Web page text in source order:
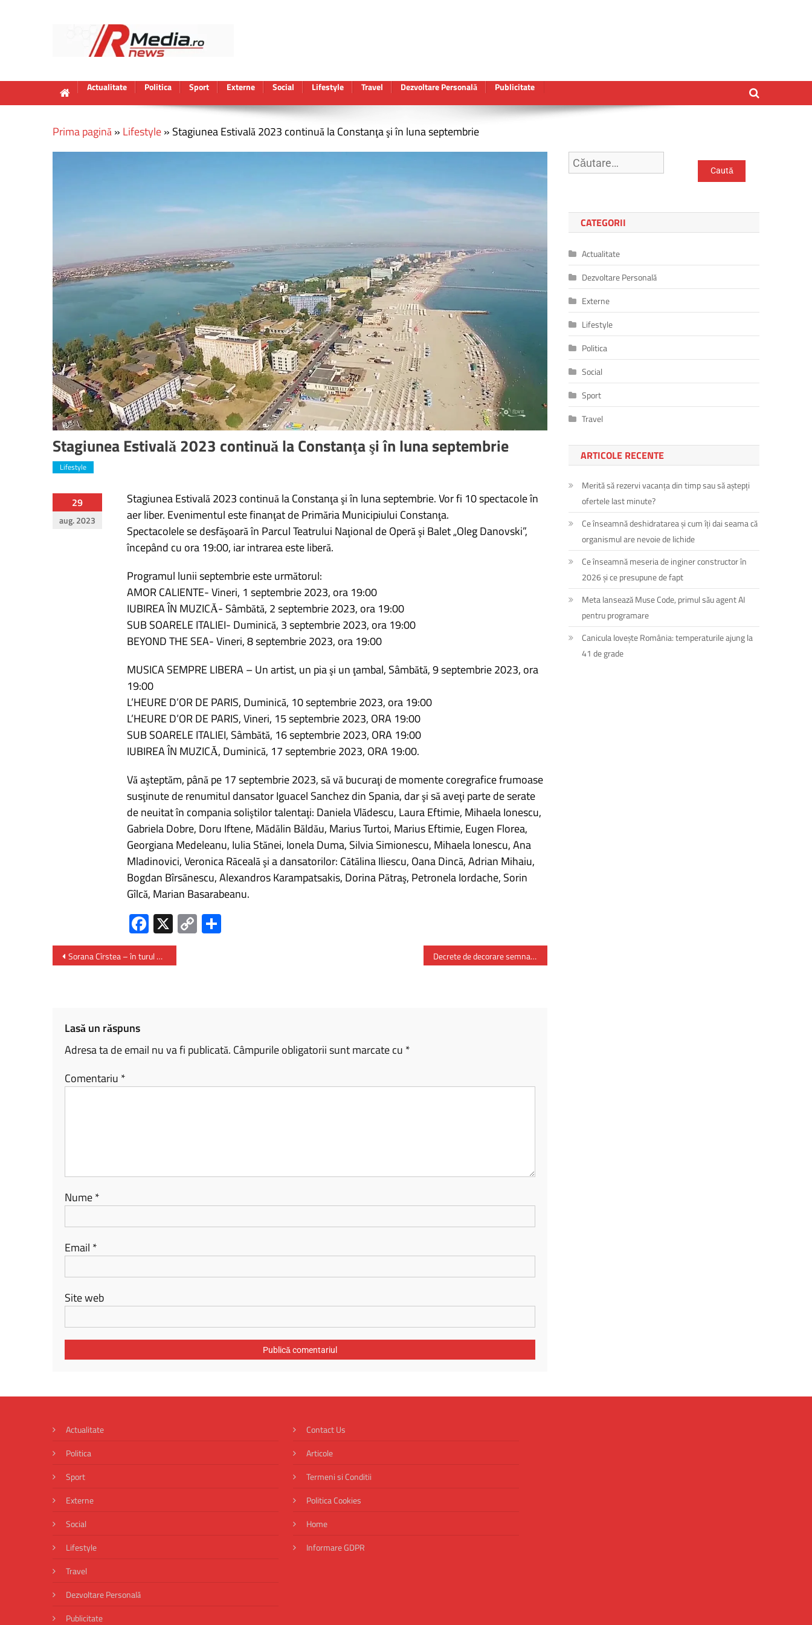
Actualitate Politica Sport Externe Social Lifestyle Travel Dezvoltare Personală Publicitate
Prima pagină» Lifestyle» Stagiunea Estivală 2023 continuă la Constanţa şi în luna septembrie
Stagiunea Estivală 2023 continuă la Constanţa şi în luna septembrie
Lifestyle
29
aug. 2023
Stagiunea Estivală 2023 continuă la Constanţa şi în luna septembrie. Vor fi 10 spectacole în
aer liber. Evenimentul este finanţat de Primăria Municipiului Constanţa.
Spectacolele se desfăşoară în Parcul Teatrului Naţional de Operă şi Balet „Oleg Danovski”,
începând cu ora 19:00, iar intrarea este liberă.
Programul lunii septembrie este următorul:
AMOR CALIENTE- Vineri, 1 septembrie 2023, ora 19:00
IUBIREA ÎN MUZICĂ- Sâmbătă, 2 septembrie 2023, ora 19:00
SUB SOARELE ITALIEI- Duminică, 3 septembrie 2023, ora 19:00
BEYOND THE SEA- Vineri, 8 septembrie 2023, ora 19:00
MUSICA SEMPRE LIBERA – Un artist, un pia şi un ţambal, Sâmbătă, 9 septembrie 2023, ora
19:00
L’HEURE D’OR DE PARIS, Duminică, 10 septembrie 2023, ora 19:00
L’HEURE D’OR DE PARIS, Vineri, 15 septembrie 2023, ORA 19:00
SUB SOARELE ITALIEI, Sâmbătă, 16 septembrie 2023, ORA 19:00
IUBIREA ÎN MUZICĂ, Duminică, 17 septembrie 2023, ORA 19:00.
Vă aşteptăm, până pe 17 septembrie 2023, să vă bucuraţi de momente coregrafice frumoase
susţinute de renumitul dansator Iguacel Sanchez din Spania, dar şi să aveţi parte de serate
de neuitat în compania soliştilor talentaţi: Daniela Vlădescu, Laura Eftimie, Mihaela Ionescu,
Gabriela Dobre, Doru Iftene, Mădălin Băldău, Marius Turtoi, Marius Eftimie, Eugen Florea,
Georgiana Medeleanu, Iulia Stănei, Ionela Duma, Silvia Simionescu, Mihaela Ionescu, Ana
Mladinovici, Veronica Răceală şi a dansatorilor: Cătălina Iliescu, Oana Dincă, Adrian Mihaiu,
Bogdan Bîrsănescu, Alexandros Karampatsakis, Dorina Pătraş, Petronela Iordache, Sorin
Gîlcă, Marian Basarabeanu.
Fa
ce
b
X C
o
P
ar
Navigare
în
Sorana Cîrstea – în turul doi la US Open 2023 Decrete de decorare semnate de preşedintele Klaus Iohannis
Lasă un răspuns
Adresa ta de email nu va fi publicată. Câmpurile obligatorii sunt marcate cu *
Comentariu *
Nume*
Email *
Site web
Caută
după:
CATEGORII
Actualitate
Dezvoltare Personală
Externe
Lifestyle
Politica
Social
Sport
Travel
ARTICOLE RECENTE
Merită să rezervi vacanța din timp sau să aștepți
ofertele last minute?
Ce înseamnă deshidratarea și cum îți dai seama că
organismul are nevoie de lichide
Ce înseamnă meseria de inginer constructor în
2026 și ce presupune de fapt
Meta lansează Muse Code, primul său agent AI
pentru programare
Canicula lovește România: temperaturile ajung la
41 de grade
Actualitate
Politica
Sport
Externe
Social
Lifestyle
Travel
Dezvoltare Personală
Publicitate
Contact Us
Articole
Termeni si Conditii
Politica Cookies
Home
Informare GDPR